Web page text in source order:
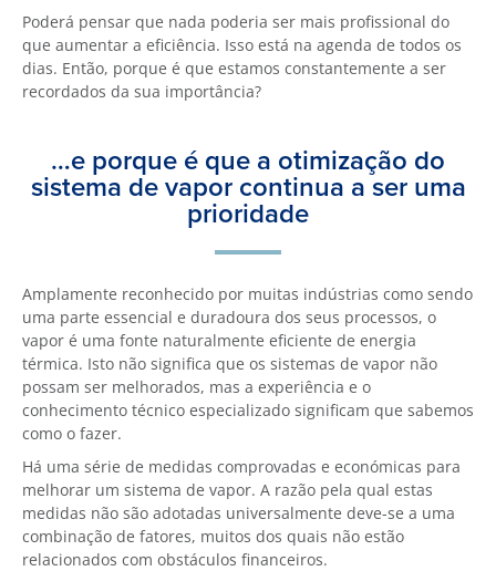
Poderá pensar que nada poderia ser mais profissional do
que aumentar a eficiência. Isso está na agenda de todos os
dias. Então, porque é que estamos constantemente a ser
recordados da sua importância?
…e porque é que a otimização do
sistema de vapor continua a ser uma
prioridade
Amplamente reconhecido por muitas indústrias como sendo
uma parte essencial e duradoura dos seus processos, o
vapor é uma fonte naturalmente eficiente de energia
térmica. Isto não significa que os sistemas de vapor não
possam ser melhorados, mas a experiência e o
conhecimento técnico especializado significam que sabemos
como o fazer.
Há uma série de medidas comprovadas e económicas para
melhorar um sistema de vapor. A razão pela qual estas
medidas não são adotadas universalmente deve-se a uma
combinação de fatores, muitos dos quais não estão
relacionados com obstáculos financeiros.